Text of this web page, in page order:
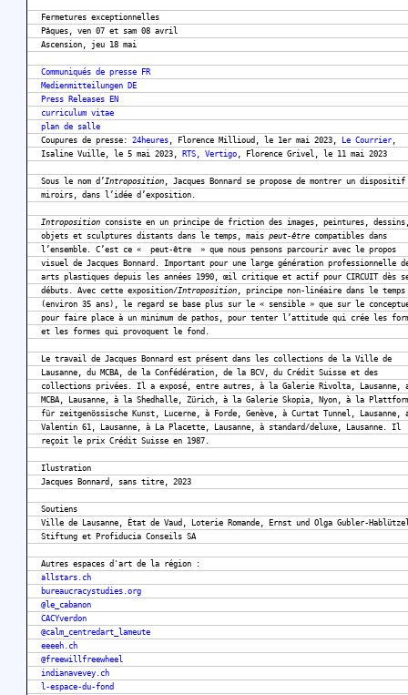
Fermetures exceptionnelles
Pâques, ven 07 et sam 08 avril
Ascension, jeu 18 mai
Communiqués de presse FR
Medienmitteilungen DE
Press Releases EN
curriculum vitae
plan de salle
Coupures de presse: 24heures , Florence Millioud, le 1er mai 2023, Le Courrier ,
Isaline Vuille, le 5 mai 2023, RTS, Vertigo , Florence Grivel, le 11 mai 2023
Sous le nom d’Introposition , Jacques Bonnard se propose de montrer un dispositif
miroirs, dans l’idée d’exposition.
Introposition consiste en un principe de friction des images, peintures,
objets et sculptures distants dans le temps, mais peut-être compatibles dans
l’ensemble. C’est ce « peut-être » que nous pensons parcourir avec le propos
visuel de Jacques Bonnard. Important pour une large génération professionnelle
arts plastiques depuis les années 1990, œil critique et actif pour CIRCUIT dès
débuts. Avec cette exposition/Introposition , principe non-linéaire dans le temps
(environ 35 ans), le regard se base plus sur le « sensible » que sur le
pour faire place à un minimum de pathos, pour tenter l’attitude qui crée les
et les formes qui provoquent le fond.
Le travail de Jacques Bonnard est présent dans les collections de la Ville de
Lausanne, du MCBA, de la Confédération, de la BCV, du Crédit Suisse et des
collections privées. Il a exposé, entre autres, à la Galerie Rivolta, Lausanne,
MCBA, Lausanne, à la Shedhalle, Zürich, à la Galerie Skopia, Nyon, à la
für zeitgenössische Kunst, Lucerne, à Forde, Genève, à Curtat Tunnel, Lausanne,
Valentin 61, Lausanne, à La Placette, Lausanne, à standard/deluxe, Lausanne. Il
reçoit le prix Crédit Suisse en 1987.
Ilustration
Jacques Bonnard, sans titre, 2023
Soutiens
Ville de Lausanne, État de Vaud, Loterie Romande, Ernst und Olga Gubler-
Stiftung et Profiducia Conseils SA
Autres espaces d'art de la région :
allstars.ch
bureaucracystudies.org
@le_cabanon
CACYverdon
@calm_centredart_lameute
eeeeh.ch
@freewillfreewheel
indianavevey.ch
l-espace-du-fond